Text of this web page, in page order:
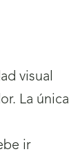
visual
La única
ir